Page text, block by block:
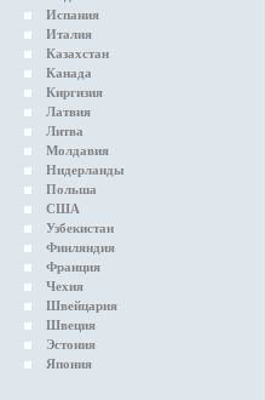
Испания
Италия
Казахстан
Канада
Киргизия
Латвия
Литва
Молдавия
Нидерланды
Польша
США
Узбекистан
Финляндия
Франция
Чехия
Швейцария
Швеция
Эстония
Япония